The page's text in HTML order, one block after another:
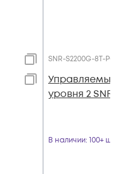
SNR-S2200G-8T-
уровня 2
В наличии: 100+ шт